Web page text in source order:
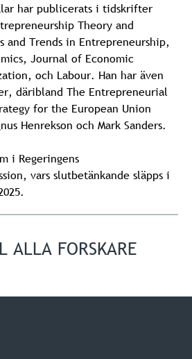
har publicerats i tidskrifter
Theory and
and Trends in Entrepreneurship,
Journal of Economic
och Labour. Han har även
däribland The Entrepreneurial
for the European Union
Henrekson och Mark Sanders.
i Regeringens
vars slutbetänkande släpps i
ALLA FORSKARE